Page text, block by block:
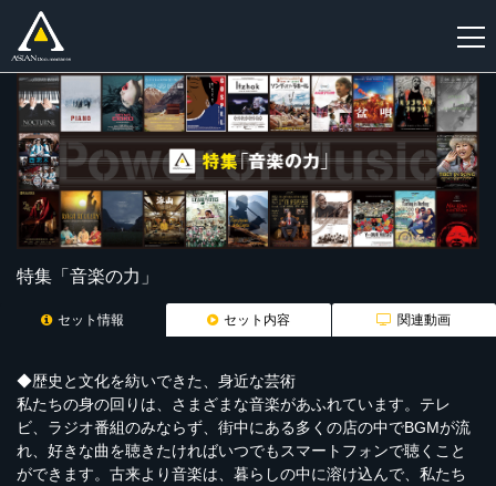
特集「音楽の力」
セット情報 セット内容 関連動画
◆歴史と文化を紡いできた、身近な芸術
私たちの身の回りは、さまざまな音楽があふれています。テレ
ビ、ラジオ番組のみならず、街中にある多くの店の中でBGMが流
れ、好きな曲を聴きたければいつでもスマートフォンで聴くこと
ができます。古来より音楽は、暮らしの中に溶け込んで、私たち